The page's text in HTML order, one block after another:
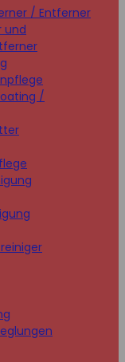
/ Entferner
und
/